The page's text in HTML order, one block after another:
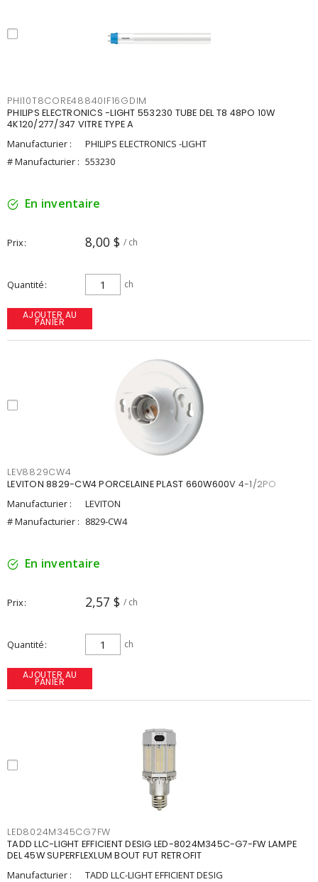
PHI10T8CORE48840IF16GDIM
PHILIPS ELECTRONICS -LIGHT 553230 TUBE DEL T8 48PO 10W
4K120/277/347 VITRE TYPE A
Manufacturier :
PHILIPS ELECTRONICS -LIGHT
# Manufacturier : 553230
En inventaire
Prix 8,00 $ / ch
Quantité ch
AJOUTER AU
PANIER
LEV8829CW4
LEVITON 8829-CW4 PORCELAINE PLAST 660W600V 4-1/2PO
Manufacturier :
LEVITON
# Manufacturier : 8829-CW4
En inventaire
Prix 2,57 $ / ch
Quantité ch
AJOUTER AU
PANIER
LED8024M345CG7FW
TADD LLC-LIGHT EFFICIENT DESIG LED-8024M345C-G7-FW LAMPE
DEL 45W SUPERFLEXLUM BOUT FUT RETROFIT
Manufacturier :
TADD LLC-LIGHT EFFICIENT DESIG